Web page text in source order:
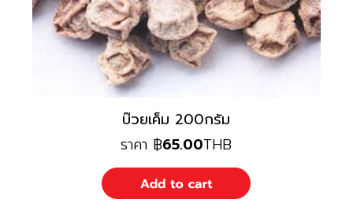
บ๊วยเค็ม 200กรัม
ราคา ฿65.00THB